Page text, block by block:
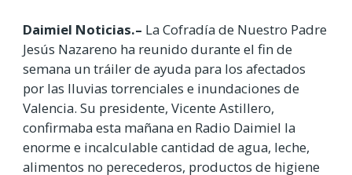
Daimiel Noticias.– La Cofradía de Nuestro Padre
Jesús Nazareno ha reunido durante el fin de
semana un tráiler de ayuda para los afectados
por las lluvias torrenciales e inundaciones de
Valencia. Su presidente, Vicente Astillero,
confirmaba esta mañana en Radio Daimiel la
enorme e incalculable cantidad de agua, leche,
alimentos no perecederos, productos de higiene